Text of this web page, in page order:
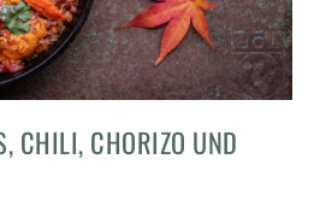
BUTTERNUT KÜRBIS,
MIT GERÖSTETEM
UND...
ROSENKOHL UND
MIT ...
CHILI, CHORIZO UND